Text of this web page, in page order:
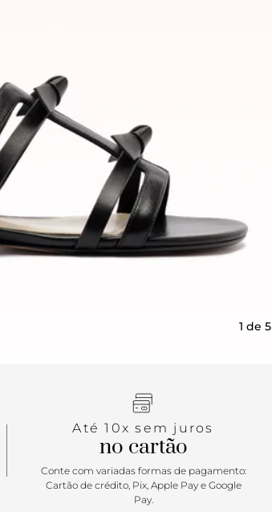
1 de 5
Até 10x sem juros
no cartão
Conte com variadas formas de pagamento:
Cartão de crédito, Pix, Apple Pay e Google
Pay.